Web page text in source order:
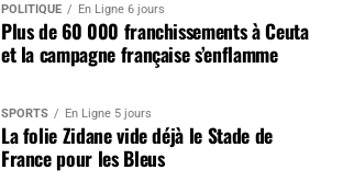
POLITIQUE En Ligne 6 jours
Plus de 60 000 franchissements à Ceuta
et la campagne française s’enflamme
SPORTS En Ligne 5 jours
La folie Zidane vide déjà le Stade de
France pour les Bleus